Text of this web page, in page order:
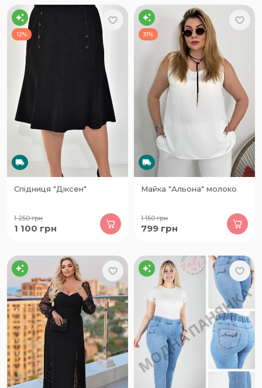
12%
Спідниця "Діксен"
1 250грн
1 100 грн
31%
Майка "Альона" молоко
1 150грн
799 грн